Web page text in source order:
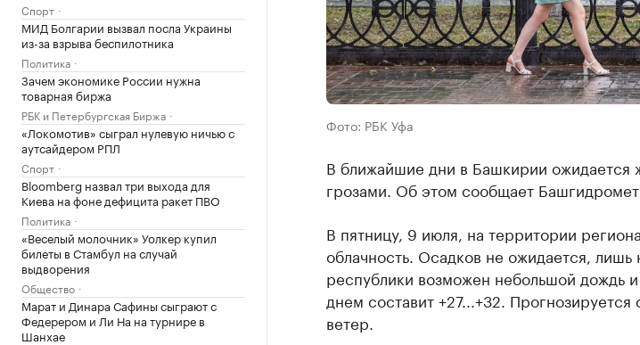
Спорт
МИД Болгарии вызвал посла Украины
из-за взрыва беспилотника
Политика
Зачем экономике России нужна
товарная биржа
РБК и Петербургская Биржа
«Локомотив» сыграл нулевую ничью с
аутсайдером РПЛ
Спорт
Bloomberg назвал три выхода для
Киева на фоне дефицита ракет ПВО
Политика
«Веселый молочник» Уолкер купил
билеты в Стамбул на случай
выдворения
Общество
Марат и Динара Сафины сыграют с
Федерером и Ли На на турнире в
Шанхае
Фото: РБК Уфа
В ближайшие дни в Башкирии ожидается
грозами. Об этом сообщает
В пятницу, 9 июля, на территории
облачность. Осадков не ожидается, лишь
республики возможен небольшой дождь
днем составит +27...+32.
ветер.